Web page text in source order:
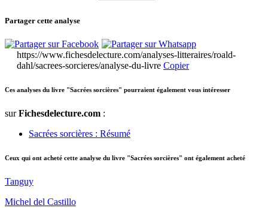
Partager cette analyse
https://www.fichesdelecture.com/analyses-litteraires/roald-
dahl/sacrees-sorcieres/analyse-du-livre Copier
Ces analyses du livre "Sacrées sorcières" pourraient également vous intéresser
surFichesdelecture.com :
Sacrées sorcières : Résumé
Ceux qui ont acheté cette analyse du livre "Sacrées sorcières" ont également acheté
Tanguy
Michel del Castillo